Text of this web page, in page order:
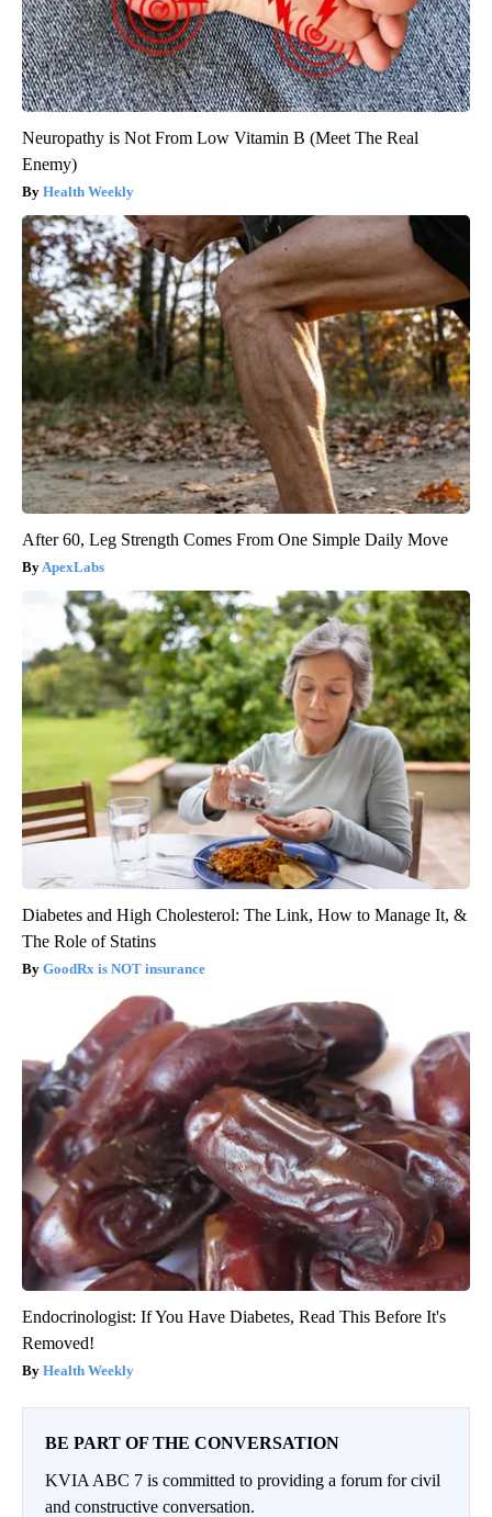
Neuropathy is Not From Low Vitamin B (Meet The Real
Enemy)
Health Weekly
After 60, Leg Strength Comes From One Simple Daily Move
ApexLabs
Diabetes and High Cholesterol: The Link, How to Manage It, &
The Role of Statins
GoodRx is NOT insurance
Endocrinologist: If You Have Diabetes, Read This Before It's
Removed!
Health Weekly
BE PART OF THE CONVERSATION
KVIA ABC 7 is committed to providing a forum for civil
and constructive conversation.